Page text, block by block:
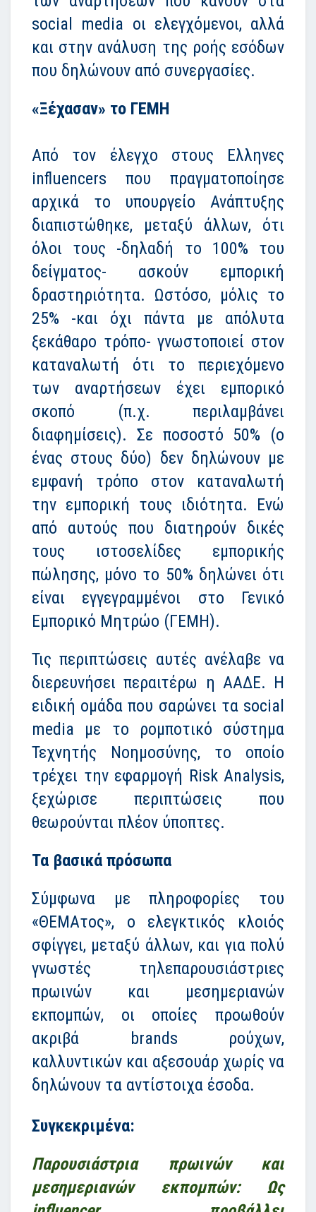
social media οι ελεγχόμενοι, αλλά
και στην ανάλυση της ροής εσόδων
που δηλώνουν από συνεργασίες.
«Ξέχασαν» το ΓΕΜΗ
Από τον έλεγχο στους Ελληνες
influencers που πραγματοποίησε
αρχικά το υπουργείο Ανάπτυξης
διαπιστώθηκε, μεταξύ άλλων, ότι
όλοι τους -δηλαδή το 100% του
δείγματος- ασκούν εμπορική
δραστηριότητα. Ωστόσο, μόλις το
25% -και όχι πάντα με απόλυτα
ξεκάθαρο τρόπο- γνωστοποιεί στον
καταναλωτή ότι το περιεχόμενο
των αναρτήσεων έχει εμπορικό
σκοπό (π.χ. περιλαμβάνει
διαφημίσεις). Σε ποσοστό 50% (ο
ένας στους δύο) δεν δηλώνουν με
εμφανή τρόπο στον καταναλωτή
την εμπορική τους ιδιότητα. Ενώ
από αυτούς που διατηρούν δικές
τους ιστοσελίδες εμπορικής
πώλησης, μόνο το 50% δηλώνει ότι
είναι εγγεγραμμένοι στο Γενικό
Εμπορικό Μητρώο (ΓΕΜΗ).
Τις περιπτώσεις αυτές ανέλαβε να
διερευνήσει περαιτέρω η ΑΑΔΕ. Η
ειδική ομάδα που σαρώνει τα social
media με το ρομποτικό σύστημα
Τεχνητής Νοημοσύνης, το οποίο
τρέχει την εφαρμογή Risk Analysis,
ξεχώρισε περιπτώσεις που
θεωρούνται πλέον ύποπτες.
Τα βασικά πρόσωπα
Σύμφωνα με πληροφορίες του
«ΘEMAτος», ο ελεγκτικός κλοιός
σφίγγει, μεταξύ άλλων, και για πολύ
γνωστές τηλεπαρουσιάστριες
πρωινών και μεσημεριανών
εκπομπών, οι οποίες προωθούν
ακριβά brands ρούχων,
καλλυντικών και αξεσουάρ χωρίς να
δηλώνουν τα αντίστοιχα έσοδα.
Συγκεκριμένα:
Παρουσιάστρια πρωινών και
μεσημεριανών εκπομπών:Ως